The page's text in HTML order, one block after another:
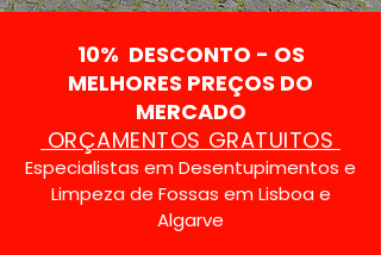
10% DESCONTO - OS
MELHORES PREÇOS DO
MERCADO
ORÇAMENTOS GRATUITOS
Especialistas em Desentupimentos e
Limpeza de Fossas em Lisboa e
Algarve